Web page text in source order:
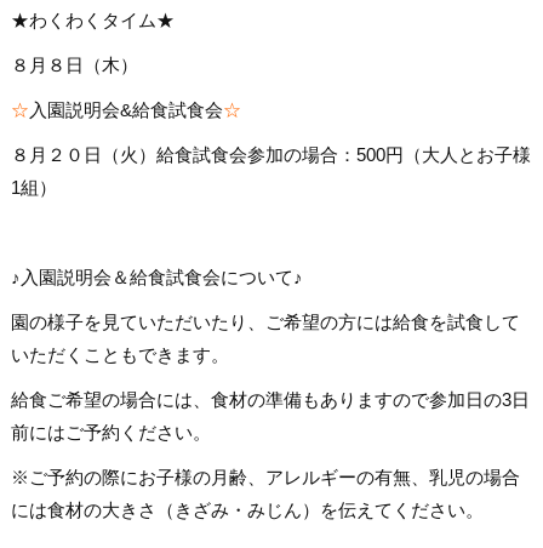
★わくわくタイム★
８月８日（木）
☆ 入園説明会&給食試食会☆
８月２０日（火）給食試食会参加の場合：500円（大人とお子様
1組）
♪入園説明会＆給食試食会について♪
園の様子を見ていただいたり、ご希望の方には給食を試食して
いただくこともできます。
給食ご希望の場合には、食材の準備もありますので参加日の3日
前にはご予約ください。
※ご予約の際にお子様の月齢、アレルギーの有無、乳児の場合
には食材の大きさ（きざみ・みじん）を伝えてください。